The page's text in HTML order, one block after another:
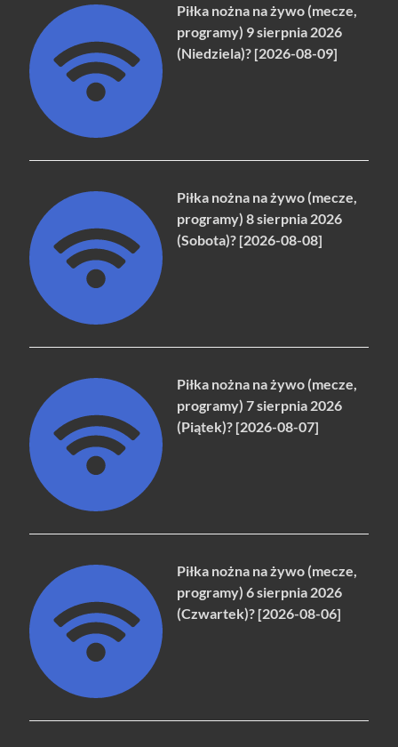
Piłka nożna na żywo (mecze,
programy) 9 sierpnia 2026
(Niedziela)? [2026-08-09]
Piłka nożna na żywo (mecze,
programy) 8 sierpnia 2026
(Sobota)? [2026-08-08]
Piłka nożna na żywo (mecze,
programy) 7 sierpnia 2026
(Piątek)? [2026-08-07]
Piłka nożna na żywo (mecze,
programy) 6 sierpnia 2026
(Czwartek)? [2026-08-06]